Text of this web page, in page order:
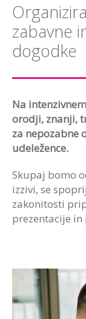
zabavne
dogodke
Na
orodji, znanji,
za nepozabne
udeležence.
Skupaj bomo
izzivi, se
zakonitosti
prezentacije